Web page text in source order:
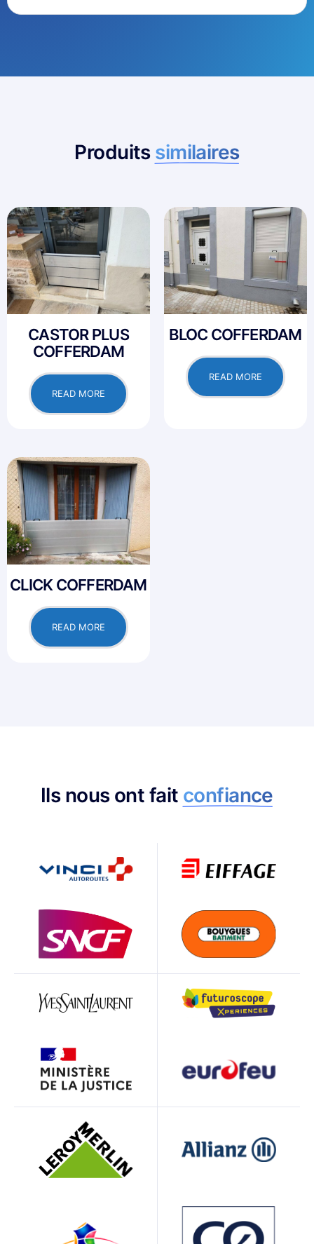
Produits similaires
CASTOR PLUS
COFFERDAM
READ MORE
BLOC COFFERDAM
READ MORE
CLICK COFFERDAM
READ MORE
Ils nous ont fait confiance